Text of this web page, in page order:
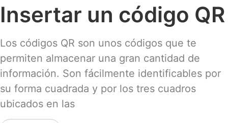
Insertar un código QR
Los códigos QR son unos códigos que te
permiten almacenar una gran cantidad de
información. Son fácilmente identificables por
su forma cuadrada y por los tres cuadros
ubicados en las